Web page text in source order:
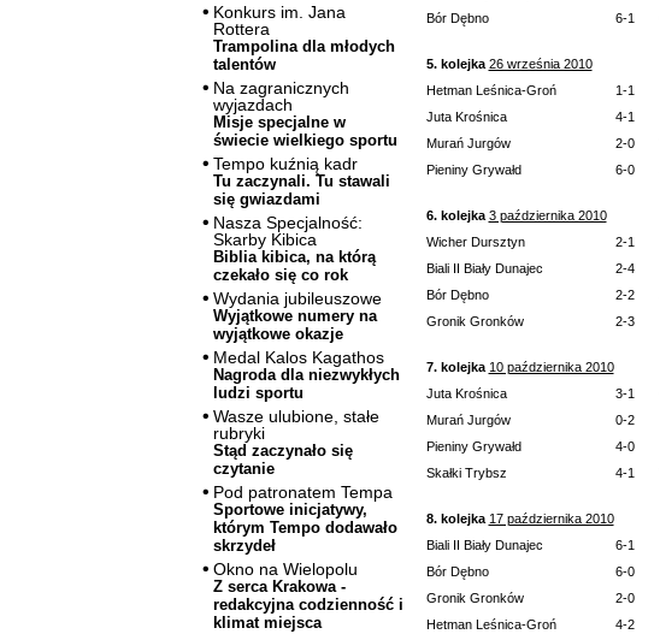
Konkurs im. Jana
Rottera
Trampolina dla młodych
talentów
Na zagranicznych
wyjazdach
Misje specjalne w
świecie wielkiego sportu
Tempo kuźnią kadr
Tu zaczynali. Tu stawali
się gwiazdami
Nasza Specjalność:
Skarby Kibica
Biblia kibica, na którą
czekało się co rok
Wydania jubileuszowe
Wyjątkowe numery na
wyjątkowe okazje
Medal Kalos Kagathos
Nagroda dla niezwykłych
ludzi sportu
Wasze ulubione, stałe
rubryki
Stąd zaczynało się
czytanie
Pod patronatem Tempa
Sportowe inicjatywy,
którym Tempo dodawało
skrzydeł
Okno na Wielopolu
Z serca Krakowa -
redakcyjna codzienność i
klimat miejsca
Bór Dębno
6-1
5. kolejka 26 września 2010
Hetman Leśnica-Groń
1-1
Juta Krośnica
4-1
Murań Jurgów
2-0
Pieniny Grywałd
6-0
6. kolejka 3 października 2010
Wicher Dursztyn
2-1
Biali II Biały Dunajec
2-4
Bór Dębno
2-2
Gronik Gronków
2-3
7. kolejka 10 października 2010
Juta Krośnica
3-1
Murań Jurgów
0-2
Pieniny Grywałd
4-0
Skałki Trybsz
4-1
8. kolejka 17 października 2010
Biali II Biały Dunajec
6-1
Bór Dębno
6-0
Gronik Gronków
2-0
Hetman Leśnica-Groń
4-2